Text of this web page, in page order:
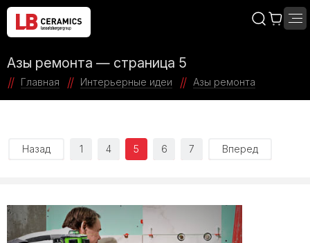
Азы ремонта — страница 5
Главная Интерьерные идеи Азы ремонта
Назад 1 4 5 6 7 Вперед